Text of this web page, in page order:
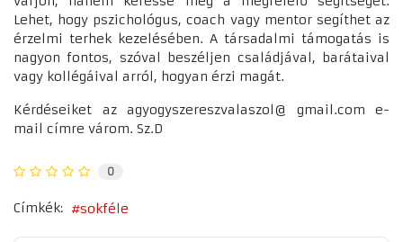
Lehet, hogy pszichológus, coach vagy mentor segíthet az
érzelmi terhek kezelésében. A társadalmi támogatás is
nagyon fontos, szóval beszéljen családjával, barátaival
vagy kollégáival arról, hogyan érzi magát.
Kérdéseiket az agyogyszereszvalaszol@ gmail.com e-
mail címre várom. Sz.D
0
Címkék: sokféle